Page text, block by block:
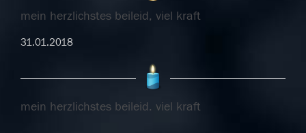
mein herzlichstes beileid, viel kraft
31.01.2018
mein herzlichstes beileid, viel kraft